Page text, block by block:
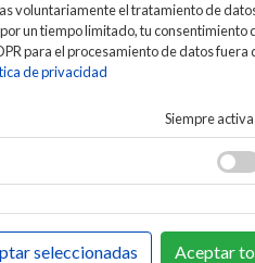
DE SONIDO
voluntariamente el tratamiento de
un tiempo limitado, tu consentimiento
para el procesamiento de datos fuera
de privacidad
Siempre
seleccionadas Aceptar